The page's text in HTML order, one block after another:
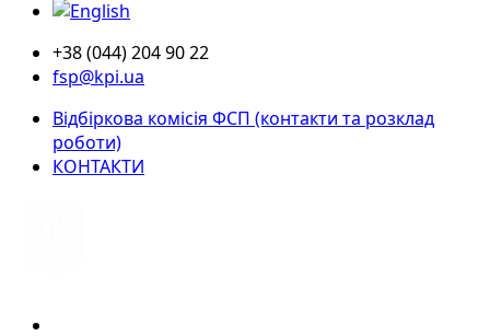
+38 (044) 204 90 22
fsp@kpi.ua
Відбіркова комісія ФСП (контакти та розклад
роботи)
КОНТАКТИ